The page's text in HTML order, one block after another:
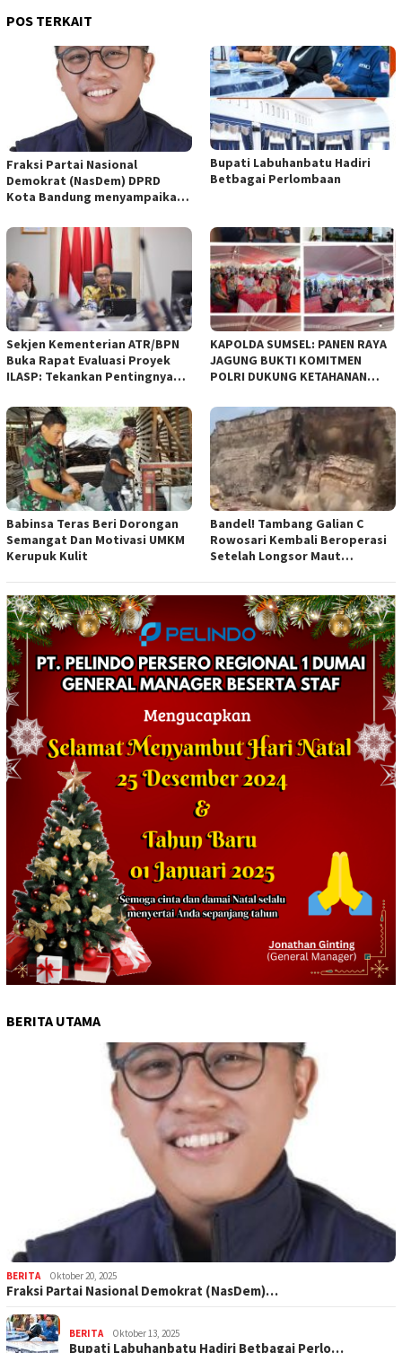
POS TERKAIT
Fraksi Partai Nasional
Demokrat (NasDem) DPRD
Kota Bandung menyampaikan
empat Rancangan Peraturan
Daerah (Raperda) yang
diajukan Pemerintah Kota
Bandung
Bupati Labuhanbatu Hadiri
Betbagai Perlombaan
Sekjen Kementerian ATR/BPN
Buka Rapat Evaluasi Proyek
ILASP: Tekankan Pentingnya
Anggaran
KAPOLDA SUMSEL: PANEN RAYA
JAGUNG BUKTI KOMITMEN
POLRI DUKUNG KETAHANAN
Babinsa Teras Beri Dorongan
Semangat Dan Motivasi UMKM
Kerupuk Kulit
Bandel! Tambang Galian C
Rowosari Kembali Beroperasi
Setelah Longsor Maut
BERITA UTAMA
BERITA Oktober 20, 2025
Fraksi Partai Nasional Demokrat (NasDem)…
BERITA Oktober 13, 2025
Bupati Labuhanbatu Hadiri Betbagai Perlo…